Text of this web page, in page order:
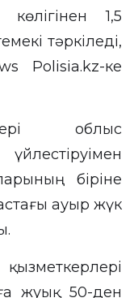
1,5
тәркіледі,
Polisia.kz-ке
облыс
біріне
ауыр жүк
жуық 50-ден